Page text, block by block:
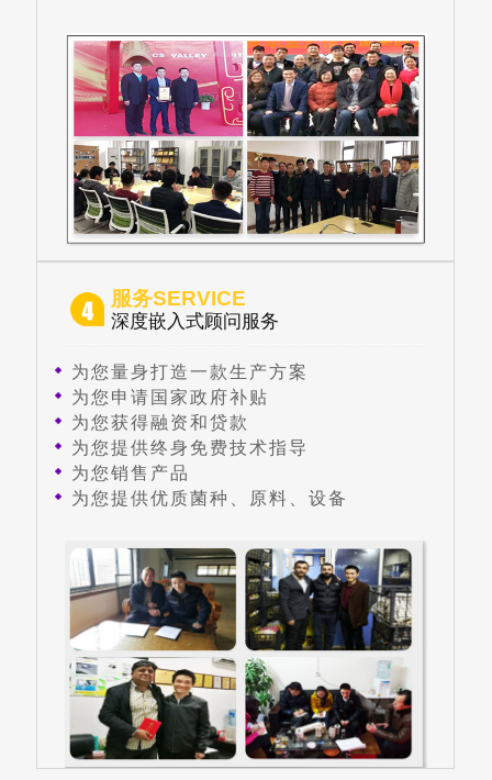
服务SERVICE
深度嵌入式顾问服务
为您量身打造一款生产方案
为您申请国家政府补贴
为您获得融资和贷款
为您提供终身免费技术指导
为您销售产品
为您提供优质菌种、原料、设备